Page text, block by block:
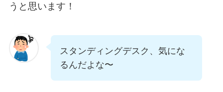
うと思います！
スタンディングデスク、気にな
るんだよな〜